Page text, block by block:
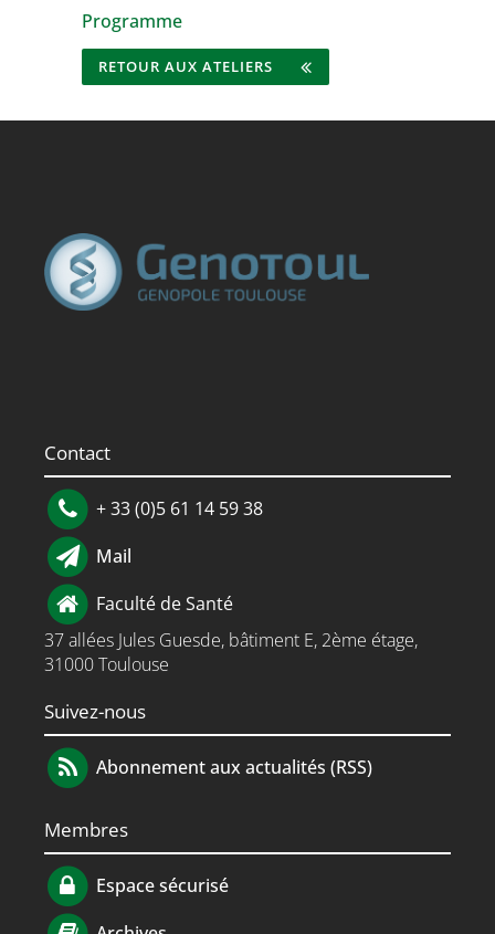
Programme
RETOUR AUX ATELIERS
Contact
+ 33 (0)5 61 14 59 38
Mail
Faculté de Santé
37 allées Jules Guesde, bâtiment E, 2ème étage,
31000 Toulouse
Suivez-nous
Abonnement aux actualités (RSS)
Membres
Espace sécurisé